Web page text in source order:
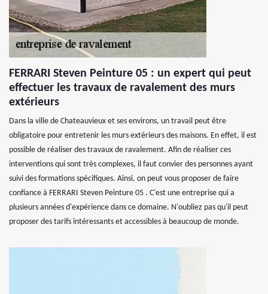
FERRARI Steven Peinture 05 : un expert qui peut
effectuer les travaux de ravalement des murs
extérieurs
Dans la ville de Chateauvieux et ses environs, un travail peut être
obligatoire pour entretenir les murs extérieurs des maisons. En effet, il est
possible de réaliser des travaux de ravalement. Afin de réaliser ces
interventions qui sont très complexes, il faut convier des personnes ayant
suivi des formations spécifiques. Ainsi, on peut vous proposer de faire
confiance à FERRARI Steven Peinture 05 . C'est une entreprise qui a
plusieurs années d'expérience dans ce domaine. N'oubliez pas qu'il peut
proposer des tarifs intéressants et accessibles à beaucoup de monde.